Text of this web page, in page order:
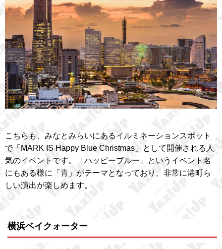
こちらも、みなとみらいにあるイルミネーションスポット
で「MARK IS Happy Blue Christmas」として開催される人
気のイベントです。「ハッピーブルー」というイベント名
にもある様に「青」がテーマとなっており、非常に港町ら
しい演出が楽しめます。
横浜ベイクォーター